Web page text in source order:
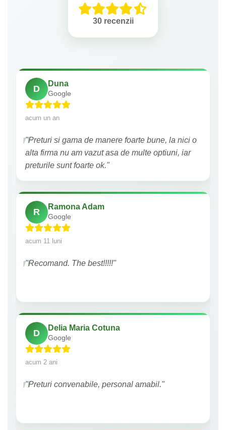
30 recenzii
D
Duna
Google
acum un an
"Preturi si gama de manere foarte bune, la nici o
alta firma nu am vazut asa de multe optiuni, iar
preturile sunt foarte ok."
R
Ramona Adam
Google
acum 11 luni
"Recomand. The best!!!!!"
D
Delia Maria Cotuna
Google
acum 2 ani
"Preturi convenabile, personal amabil."